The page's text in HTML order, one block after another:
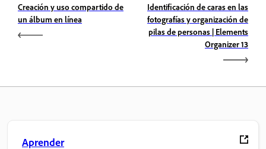
Creación y uso compartido de
un álbum en línea
Identificación de caras en las
fotografías y organización de
pilas de personas | Elements
Organizer 13
Aprender